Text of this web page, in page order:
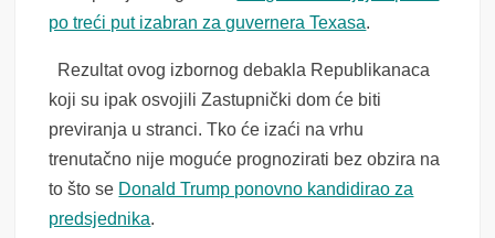
po treći put izabran za guvernera Texasa.
Rezultat ovog izbornog debakla Republikanaca
koji su ipak osvojili Zastupnički dom će biti
previranja u stranci. Tko će izaći na vrhu
trenutačno nije moguće prognozirati bez obzira na
to što se Donald Trump ponovno kandidirao za
predsjednika.